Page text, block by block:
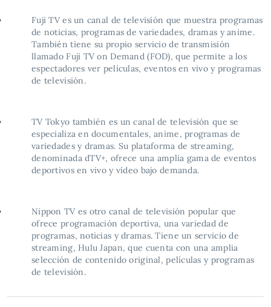
Fuji TV es un canal de televisión que muestra programas
de noticias, programas de variedades, dramas y anime.
También tiene su propio servicio de transmisión
llamado Fuji TV on Demand (FOD), que permite a los
espectadores ver películas, eventos en vivo y programas
de televisión.
TV Tokyo también es un canal de televisión que se
especializa en documentales, anime, programas de
variedades y dramas. Su plataforma de streaming,
denominada dTV+, ofrece una amplia gama de eventos
deportivos en vivo y vídeo bajo demanda.
Nippon TV es otro canal de televisión popular que
ofrece programación deportiva, una variedad de
programas, noticias y dramas. Tiene un servicio de
streaming, Hulu Japan, que cuenta con una amplia
selección de contenido original, películas y programas
de televisión.